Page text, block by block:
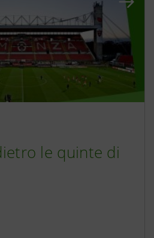
le quinte di